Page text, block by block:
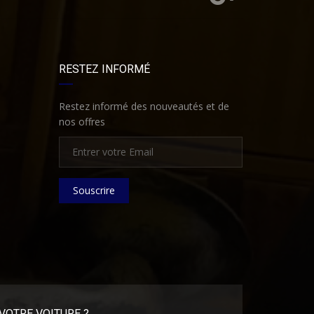
RESTEZ INFORMÉ
Restez informé des nouveautés et de
nos offres
Souscrire